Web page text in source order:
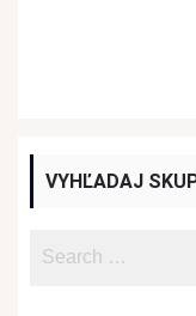
VYHĽADAJ